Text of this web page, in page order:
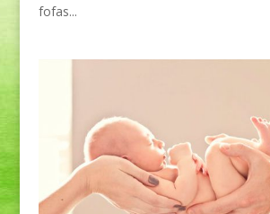
fofas...